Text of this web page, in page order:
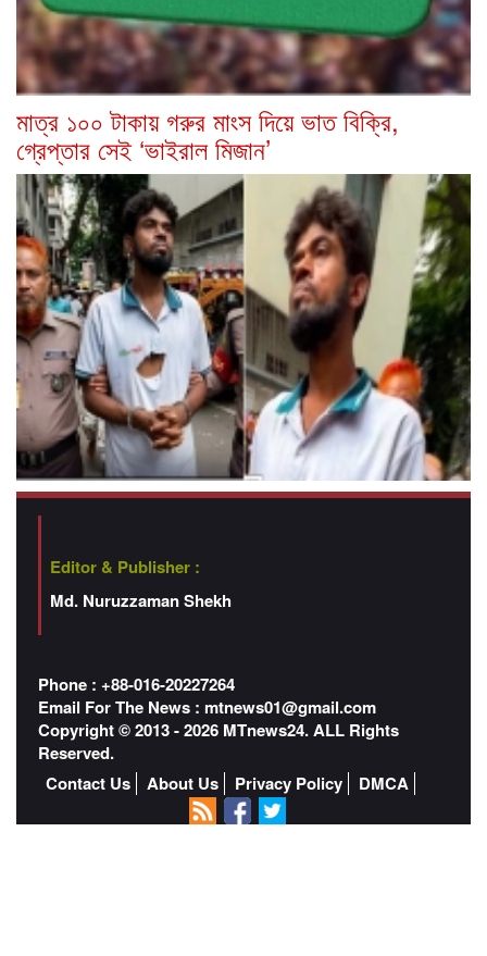
মাত্র ১০০ টাকায় গরুর মাংস দিয়ে ভাত বিক্রি,
গ্রেপ্তার সেই ‘ভাইরাল মিজান’
Editor & Publisher :
Md. Nuruzzaman Shekh
Phone : +88-016-20227264
Email For The News : mtnews01@gmail.com
Copyright © 2013 - 2026 MTnews24. ALL Rights
Reserved.
Contact Us
About Us Privacy Policy DMCA